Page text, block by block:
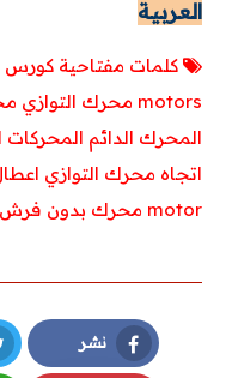
العربية
كلمات مفتاحية كورس
motors محرك التوازي
المحرك الدائم المحركات
اتجاه محرك التوازي
motor محرك بدون فرش
نشر
Facebook